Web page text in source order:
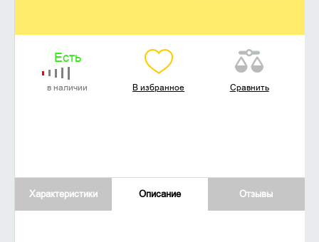
Есть
в наличии В избранное Сравнить
Характеристики Описание Отзывы